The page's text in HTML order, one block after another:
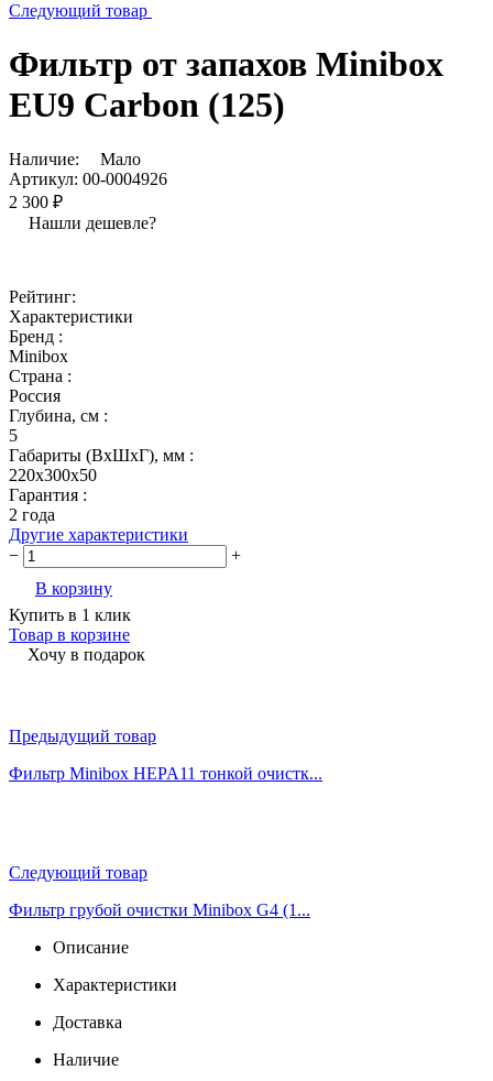
Следующий товар
Фильтр от запахов Minibox
EU9 Carbon (125)
Наличие:
Мало
Артикул: 00-0004926
2 300 ₽
Нашли дешевле?
Рейтинг:
Характеристики
Бренд :
Minibox
Страна :
Россия
Глубина, см :
5
Габариты (ВхШхГ), мм :
220x300x50
Гарантия :
2 года
Другие характеристики
−
+
В корзину
Купить в 1 клик
Товар в корзине
Хочу в подарок
Предыдущий товар
Фильтр Minibox HEPA11 тонкой очистк...
Следующий товар
Фильтр грубой очистки Minibox G4 (1...
Описание
Характеристики
Доставка
Наличие